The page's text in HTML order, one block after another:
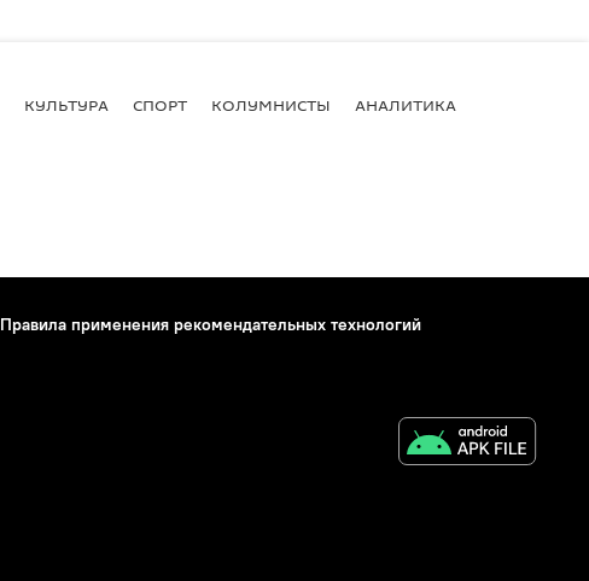
КУЛЬТУРА СПОРТ КОЛУМНИСТЫ АНАЛИТИКА
Правила применения рекомендательных технологий